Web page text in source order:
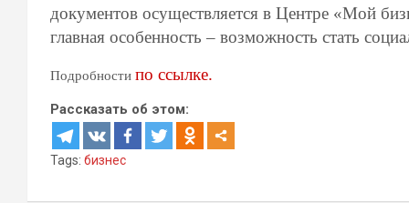
документов осуществляется в Центре «Мой
главная особенность – возможность стать
Подробности по ссылке.
Рассказать об этом:
Tags: бизнес